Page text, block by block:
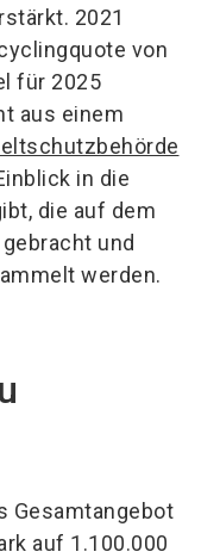
2021
von
für 2025
aus einem
in die
die auf dem
und
werden.
Gesamtangebot
auf 1.100.000